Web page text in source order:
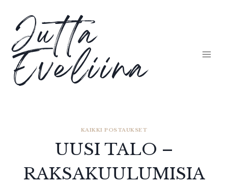
sisältöön
Jutta
Eveliina
KAIKKI POSTAUKSET
UUSI TALO –
RAKSAKUULUMISIA